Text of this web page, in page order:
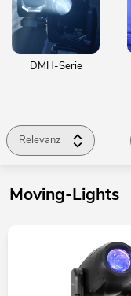
DMH-Serie
Relevanz
Moving-Lights